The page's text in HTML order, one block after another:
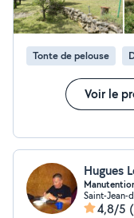
Tonte de pelouse
Voir le
Hugues
Saint-Jean-
4,8/5